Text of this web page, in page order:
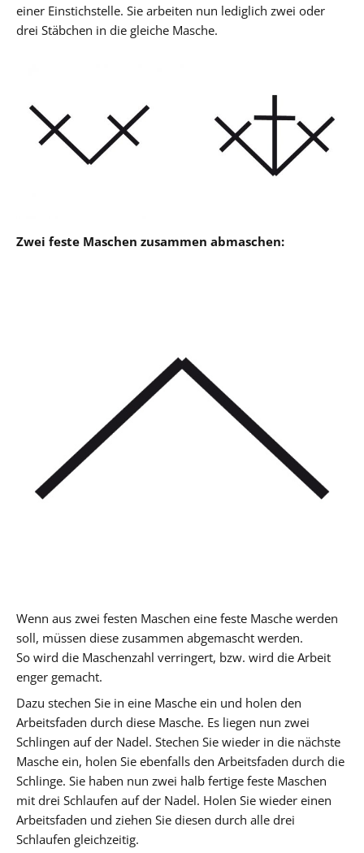
einer Einstichstelle. Sie arbeiten nun lediglich zwei oder
drei Stäbchen in die gleiche Masche.
Zwei feste Maschen zusammen abmaschen:
Wenn aus zwei festen Maschen eine feste Masche werden
soll, müssen diese zusammen abgemascht werden.
So wird die Maschenzahl verringert, bzw. wird die Arbeit
enger gemacht.
Dazu stechen Sie in eine Masche ein und holen den
Arbeitsfaden durch diese Masche. Es liegen nun zwei
Schlingen auf der Nadel. Stechen Sie wieder in die nächste
Masche ein, holen Sie ebenfalls den Arbeitsfaden durch die
Schlinge. Sie haben nun zwei halb fertige feste Maschen
mit drei Schlaufen auf der Nadel. Holen Sie wieder einen
Arbeitsfaden und ziehen Sie diesen durch alle drei
Schlaufen gleichzeitig.